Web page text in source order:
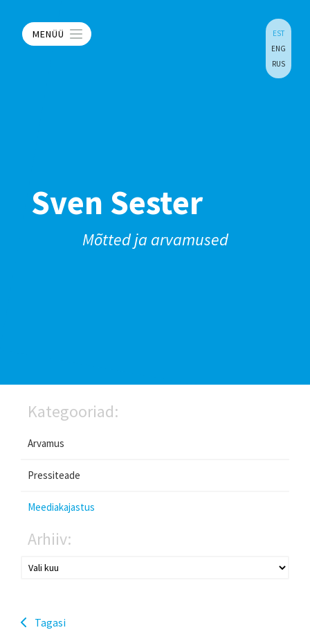
MENÜÜ
EST
ENG
RUS
Sven Sester
Mõtted ja arvamused
Kategooriad:
Arvamus
Pressiteade
Meediakajastus
Arhiiv:
Tagasi